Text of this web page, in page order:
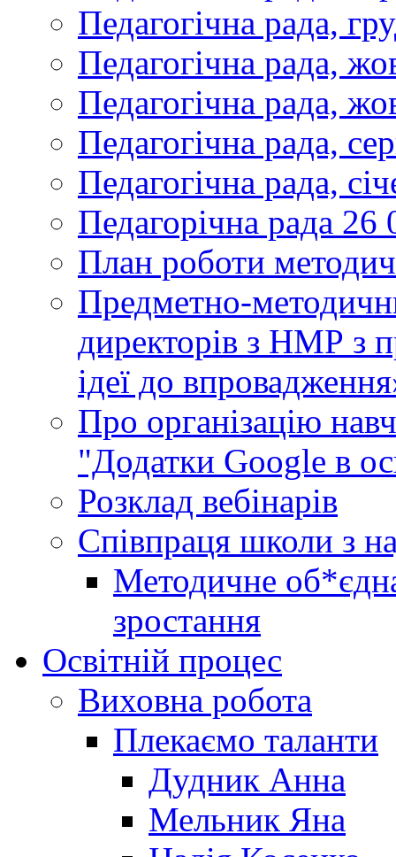
Педагогічна рада,
Педагогічна рада,
Педагогічна рада,
Педагогічна рада,
Педагогічна рада,
Педагорічна рада 26
План роботи
Предметно-
директорів з НМР з
ідеї до
Про організацію
"Додатки Google в
Розклад вебінарів
Співпраця школи з
Методичне
зростання
Освітній процес
Виховна робота
Плекаємо таланти
Дудник Анна
Мельник Яна